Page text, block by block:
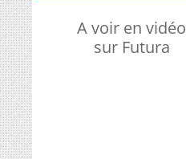
A voir en vidéo
sur Futura